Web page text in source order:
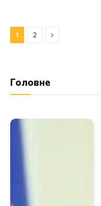
1 2 Далі
Головне